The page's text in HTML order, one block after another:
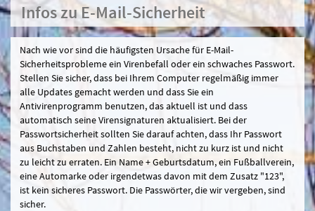
Infos zu E-Mail-Sicherheit
Nach wie vor sind die häufigsten Ursache für E-Mail-
Sicherheitsprobleme ein Virenbefall oder ein schwaches Passwort.
Stellen Sie sicher, dass bei Ihrem Computer regelmäßig immer
alle Updates gemacht werden und dass Sie ein
Antivirenprogramm benutzen, das aktuell ist und dass
automatisch seine Virensignaturen aktualisiert. Bei der
Passwortsicherheit sollten Sie darauf achten, dass Ihr Passwort
aus Buchstaben und Zahlen besteht, nicht zu kurz ist und nicht
zu leicht zu erraten. Ein Name + Geburtsdatum, ein Fußballverein,
eine Automarke oder irgendetwas davon mit dem Zusatz "123",
ist kein sicheres Passwort. Die Passwörter, die wir vergeben, sind
sicher.